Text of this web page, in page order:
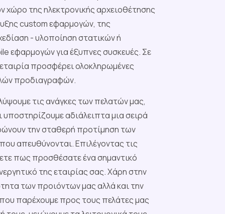
χώρο της ηλεκτρονικής αρχειοθέτησης
custom εφαρμογών, της
- υλοποίηση στατικών ή
εφαρμογών για έξυπνες συσκευές. Σε
προσφέρει ολοκληρωμένες
προδιαγραφών.
τις ανάγκες των πελατών μας,
αδιάλειπτα μια σειρά
την σταθερή προτίμηση των
απευθύνονται. Επιλέγοντας τις
πως προσθέσατε ένα σημαντικό
της εταιρίας σας. Χάρη στην
των προιόντων μας αλλά και την
παρέχουμε προς τους πελάτες μας